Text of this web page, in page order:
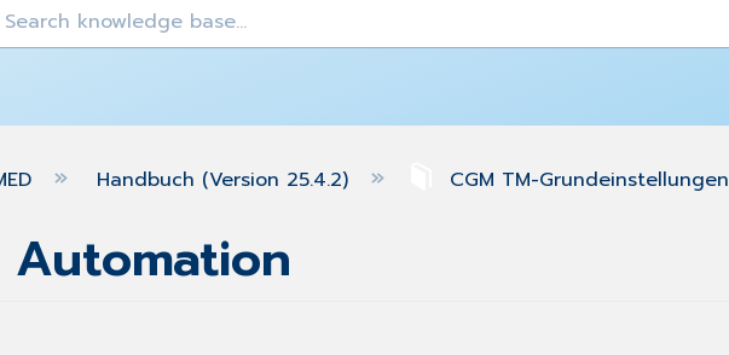
hierarchy
Handbuch (Version 25.4.2) CGM TM-Grundeinstellungen
Automation